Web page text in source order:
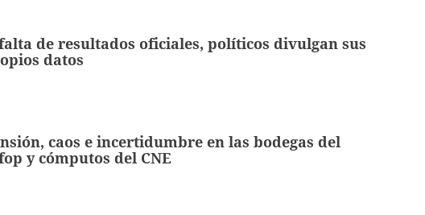
de resultados oficiales, políticos divulgan sus
datos
caos e incertidumbre en las bodegas del
y cómputos del CNE